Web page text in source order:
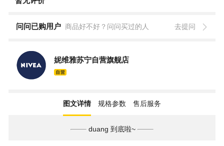
问问已购用户 商品好不好？问问买过的人 去提问
妮维雅苏宁自营旗舰店
图文详情 规格参数 售后服务
duang 到底啦~